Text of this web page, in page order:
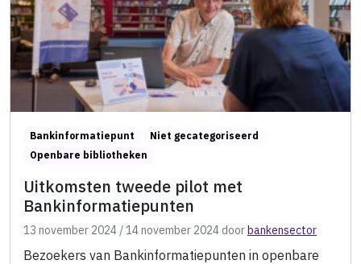
Bankinformatiepunt
Niet gecategoriseerd
Openbare bibliotheken
Uitkomsten tweede pilot met
Bankinformatiepunten
13 november 2024 /14 november 2024 doorbankensector
Bezoekers van Bankinformatiepunten in openbare